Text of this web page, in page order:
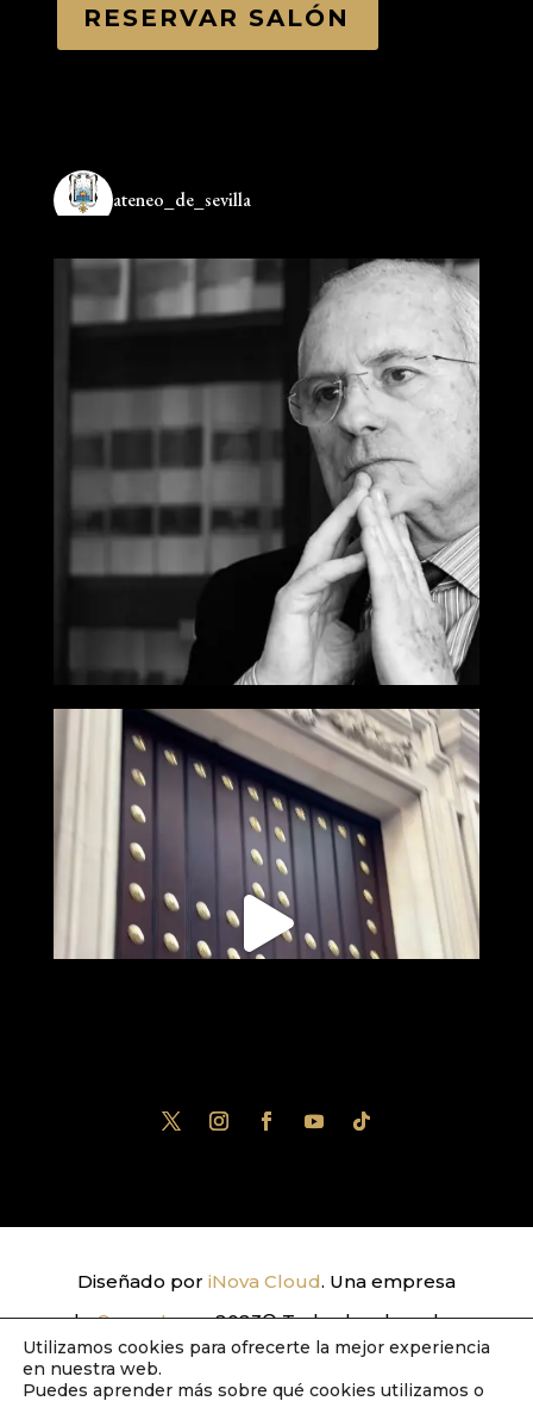
RESERVAR SALÓN
ateneo_de_sevilla
Diseñado por iNova Cloud. Una empresa
deGrupo Inova2023© Todos los derechos
reservados.Política de Privacidad|Aviso
Utilizamos cookies para ofrecerte la mejor experiencia
en nuestra web.
Puedes aprender más sobre qué cookies utilizamos o